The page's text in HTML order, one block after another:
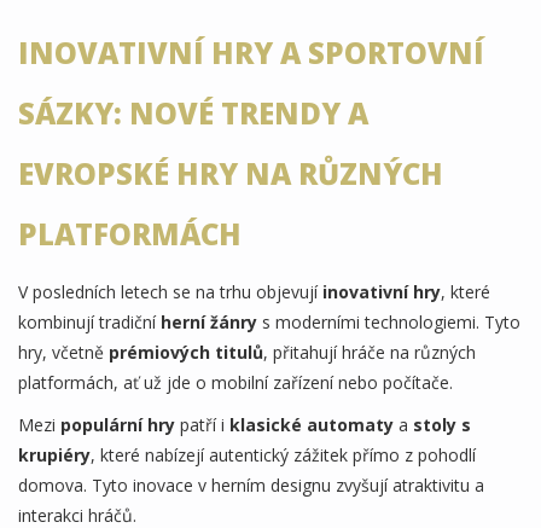
INOVATIVNÍ HRY A SPORTOVNÍ
SÁZKY: NOVÉ TRENDY A
EVROPSKÉ HRY NA RŮZNÝCH
PLATFORMÁCH
V posledních letech se na trhu objevují inovativní hry, které
kombinují tradiční herní žánry s moderními technologiemi. Tyto
hry, včetně prémiových titulů, přitahují hráče na různých
platformách, ať už jde o mobilní zařízení nebo počítače.
Mezi populární hry patří i klasické automaty a stoly s
krupiéry, které nabízejí autentický zážitek přímo z pohodlí
domova. Tyto inovace v herním designu zvyšují atraktivitu a
interakci hráčů.